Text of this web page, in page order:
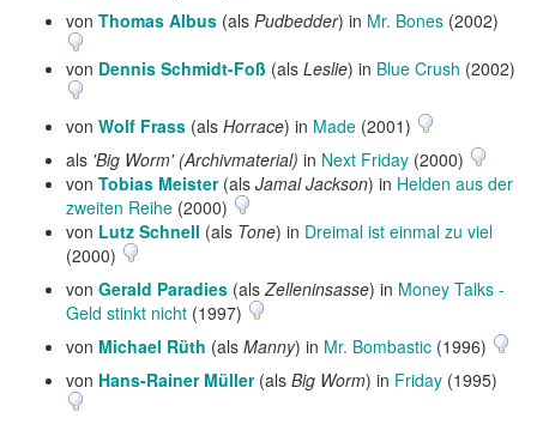
von Thomas Albus (als Pudbedder) in Mr. Bones (2002)
von Dennis Schmidt-Foß (als Leslie) in Blue Crush (2002)
von Wolf Frass (als Horrace) in Made (2001)
als 'Big Worm' (Archivmaterial) in Next Friday (2000)
von Tobias Meister(als Jamal Jackson) in Helden aus der
zweiten Reihe (2000)
von Lutz Schnell (als Tone) in Dreimal ist einmal zu viel
(2000)
von Gerald Paradies (alsZelleninsasse) in Money Talks -
Geld stinkt nicht (1997)
von Michael Rüth (als Manny) in Mr. Bombastic (1996)
von Hans-Rainer Müller(als Big Worm) in Friday (1995)